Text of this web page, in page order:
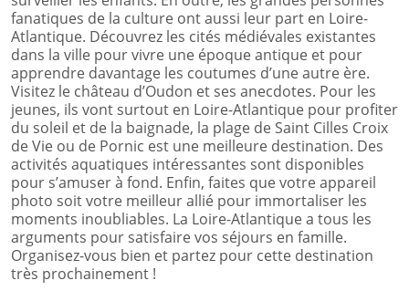
fanatiques de la culture ont aussi leur part en Loire-
Atlantique. Découvrez les cités médiévales existantes
dans la ville pour vivre une époque antique et pour
apprendre davantage les coutumes d’une autre ère.
Visitez le château d’Oudon et ses anecdotes. Pour les
jeunes, ils vont surtout en Loire-Atlantique pour profiter
du soleil et de la baignade, la plage de Saint Cilles Croix
de Vie ou de Pornic est une meilleure destination. Des
activités aquatiques intéressantes sont disponibles
pour s’amuser à fond. Enfin, faites que votre appareil
photo soit votre meilleur allié pour immortaliser les
moments inoubliables. La Loire-Atlantique a tous les
arguments pour satisfaire vos séjours en famille.
Organisez-vous bien et partez pour cette destination
très prochainement !